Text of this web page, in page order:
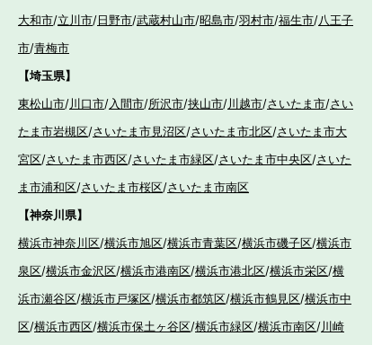
大和市/立川市/日野市/武蔵村山市/昭島市/羽村市/福生市/八王子
市/青梅市
【埼玉県】
東松山市/川口市/入間市/所沢市/挟山市/川越市/さいたま市/さい
たま市岩槻区/さいたま市見沼区/さいたま市北区/さいたま市大
宮区/さいたま市西区/さいたま市緑区/さいたま市中央区/さいた
ま市浦和区/さいたま市桜区/さいたま市南区
【神奈川県】
横浜市神奈川区/横浜市旭区/横浜市青葉区/横浜市磯子区/横浜市
泉区/横浜市金沢区/横浜市港南区/横浜市港北区/横浜市栄区/横
浜市瀬谷区/横浜市戸塚区/横浜市都筑区/横浜市鶴見区/横浜市中
区/横浜市西区/横浜市保土ヶ谷区/横浜市緑区/横浜市南区/川崎